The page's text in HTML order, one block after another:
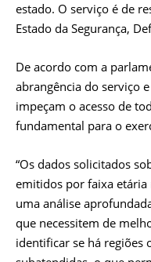
estado. O serviço é de
Estado da Segurança,
De acordo com a
abrangência do serviço
impeçam o acesso de
fundamental para o
“Os dados solicitados
emitidos por faixa
uma análise
que necessitem de
identificar se há regiões